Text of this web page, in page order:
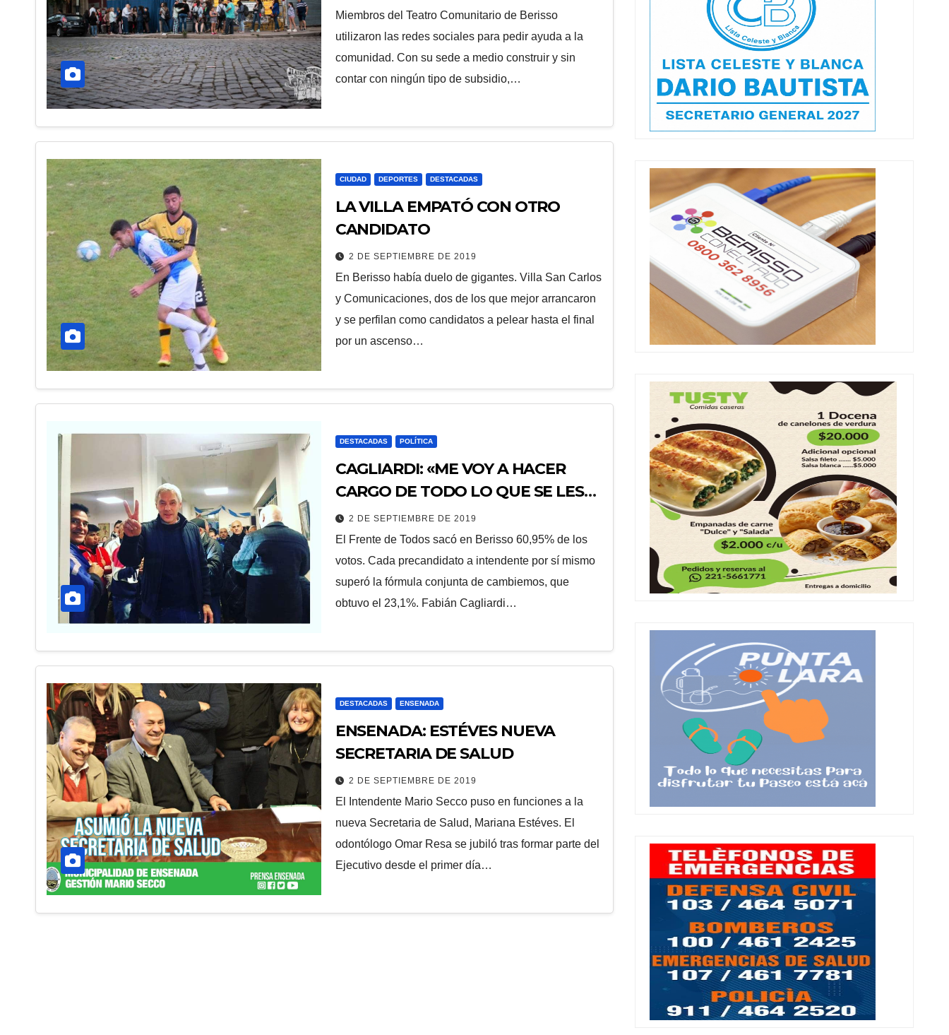
Miembros del Teatro Comunitario de Berisso
utilizaron las redes sociales para pedir ayuda a la
comunidad. Con su sede a medio construir y sin
contar con ningún tipo de subsidio,…
CIUDAD DEPORTES DESTACADAS
LA VILLA EMPATÓ CON OTRO
CANDIDATO
2 DE SEPTIEMBRE DE 2019
En Berisso había duelo de gigantes. Villa San Carlos
y Comunicaciones, dos de los que mejor arrancaron
y se perfilan como candidatos a pelear hasta el final
por un ascenso…
DESTACADAS POLÍTICA
CAGLIARDI: «ME VOY A HACER
CARGO DE TODO LO QUE SE LES
DEBE A LOS MUNICIPALES»
2 DE SEPTIEMBRE DE 2019
El Frente de Todos sacó en Berisso 60,95% de los
votos. Cada precandidato a intendente por sí mismo
superó la fórmula conjunta de cambiemos, que
obtuvo el 23,1%. Fabián Cagliardi…
DESTACADAS ENSENADA
ENSENADA: ESTÉVES NUEVA
SECRETARIA DE SALUD
2 DE SEPTIEMBRE DE 2019
El Intendente Mario Secco puso en funciones a la
nueva Secretaria de Salud, Mariana Estéves. El
odontólogo Omar Resa se jubiló tras formar parte del
Ejecutivo desde el primer día…